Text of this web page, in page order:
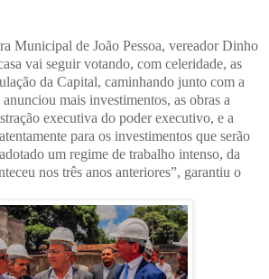
Municipal de João Pessoa, vereador Dinho
vai seguir votando, com celeridade, as
da Capital, caminhando junto com a
mais investimentos, as obras a
executiva do poder executivo, e a
para os investimentos que serão
um regime de trabalho intenso, da
nos três anos anteriores”, garantiu o